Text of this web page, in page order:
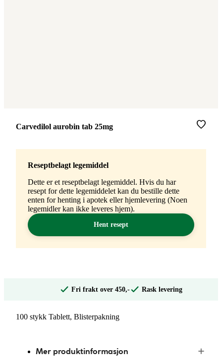
Merke:
Carvedilol aurobin tab 25mg
Reseptbelagt legemiddel
Dette er et reseptbelagt legemiddel. Hvis du har
resept for dette legemiddelet kan du bestille dette
enten for henting i apotek eller hjemlevering (Noen
legemidler kan ikke leveres hjem).
Hent resept
Fri frakt over 450,- Rask levering
100 stykk Tablett, Blisterpakning
Mer produktinformasjon